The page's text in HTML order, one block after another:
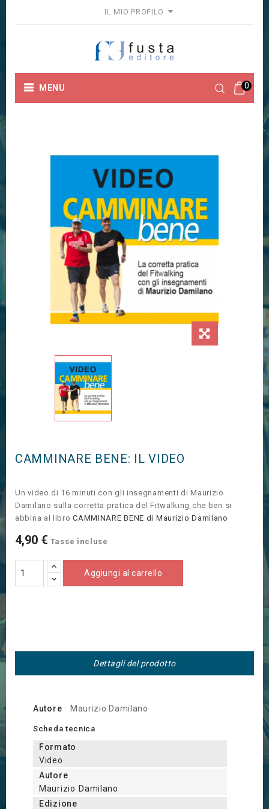
IL MIO PROFILO
0
MENU
CAMMINARE BENE: IL VIDEO
Un video di 16 minuti con gli insegnamenti di Maurizio
Damilano sulla corretta pratica del Fitwalking che ben si
abbina al libroCAMMINARE BENE di Maurizio Damilano
4,90 € Tasse incluse
Aggiungi al carrello
Dettagli del prodotto
Autore Maurizio Damilano
Scheda tecnica
Formato
Video
Autore
Maurizio Damilano
Edizione